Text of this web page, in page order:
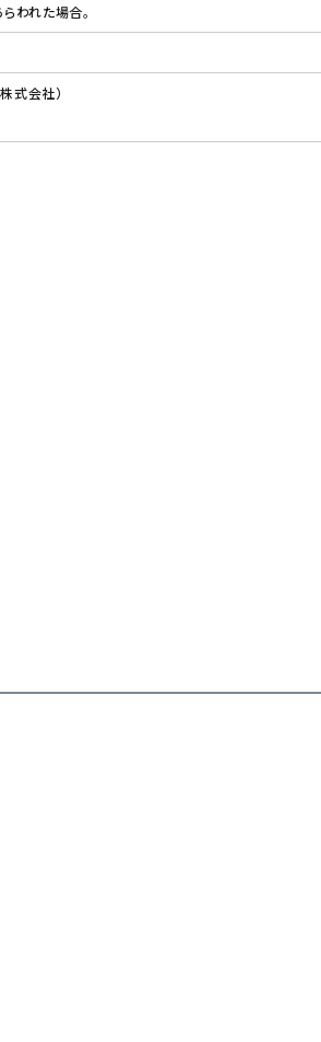
われた場合。
式会社）